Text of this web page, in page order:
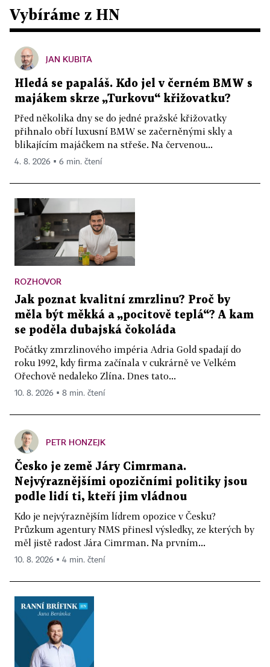
Vybíráme z HN
JAN KUBITA
Hledá se papaláš. Kdo jel v černém BMW s
majákem skrze „Turkovu“ křižovatku?
Před několika dny se do jedné pražské křižovatky
přihnalo obří luxusní BMW se začerněnými skly a
blikajícím majáčkem na střeše. Na červenou...
4. 8. 2026 ▪ 6 min. čtení
ROZHOVOR
Jak poznat kvalitní zmrzlinu? Proč by
měla být měkká a „pocitově teplá“? A kam
se poděla dubajská čokoláda
Počátky zmrzlinového impéria Adria Gold spadají do
roku 1992, kdy firma začínala v cukrárně ve Velkém
Ořechově nedaleko Zlína. Dnes tato...
10. 8. 2026 ▪ 8 min. čtení
PETR HONZEJK
Česko je země Járy Cimrmana.
Nejvýraznějšími opozičními politiky jsou
podle lidí ti, kteří jim vládnou
Kdo je nejvýraznějším lídrem opozice v Česku?
Průzkum agentury NMS přinesl výsledky, ze kterých by
měl jistě radost Jára Cimrman. Na prvním...
10. 8. 2026 ▪ 4 min. čtení